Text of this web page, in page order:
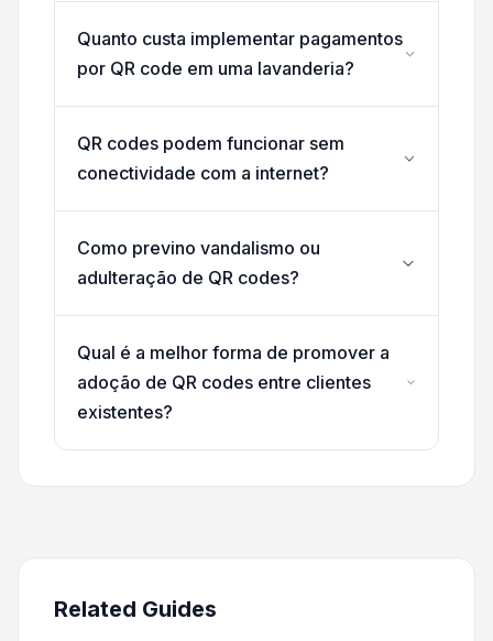
Quanto custa implementar pagamentos
por QR code em uma lavanderia?
QR codes podem funcionar sem
conectividade com a internet?
Como previno vandalismo ou
adulteração de QR codes?
Qual é a melhor forma de promover a
adoção de QR codes entre clientes
existentes?
Related Guides